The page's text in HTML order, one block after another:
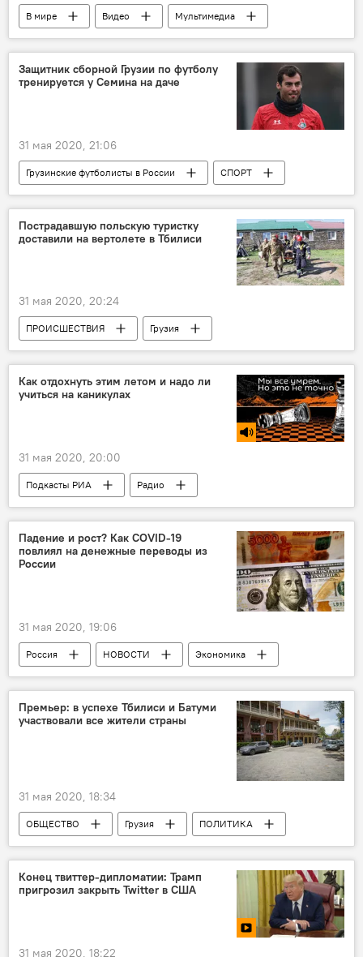
В мире Видео
Мультимедиа
Латвия
изобретения ОБЩЕСТВО
Защитник сборной Грузии по футболу
тренируется у Семина на даче
31 мая 2020, 21:06
Грузинские футболисты в России
СПОРТ
НОВОСТИ
Грузия
Россия
Чемпионат России по футболу
Саба Кверквелия
ФК "Локомотив"
Пострадавшую польскую туристку
доставили на вертолете в Тбилиси
31 мая 2020, 20:24
ПРОИСШЕСТВИЯ
Грузия
НОВОСТИ
Как отдохнуть этим летом и надо ли
учиться на каникулах
31 мая 2020, 20:00
Подкасты РИА Радио
Падение и рост? Как COVID-19
повлиял на денежные переводы из
России
31 мая 2020, 19:06
Россия НОВОСТИ
Экономика
В мире
Премьер: в успехе Тбилиси и Батуми
участвовали все жители страны
31 мая 2020, 18:34
ОБЩЕСТВО Грузия
ПОЛИТИКА
ТУРИЗМ
Коронавирус COVID-19
Конец твиттер-дипломатии: Трамп
пригрозил закрыть Twitter в США
31 мая 2020, 18:22